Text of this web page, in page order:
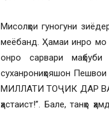
Мисолҳои гуногуни
меёбанд. Ҳамаи инро мо
онро сарвари
суханрониҳояшон
МИЛЛАТИ ТОҶИК ДАР
ҳастаист!”. Бале, танҳо